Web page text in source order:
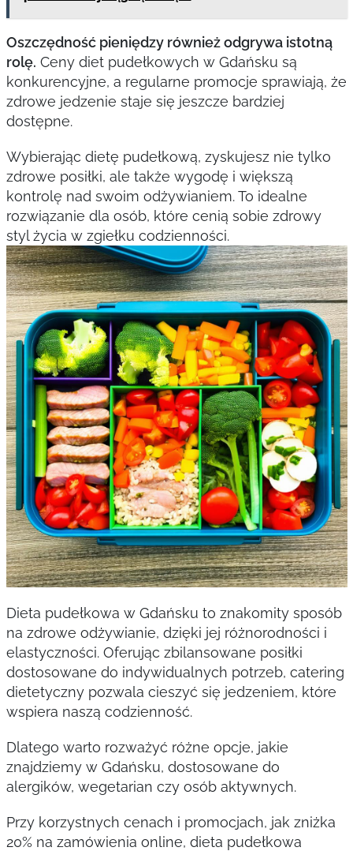
Oszczędność pieniędzy również odgrywa istotną
rolę. Ceny diet pudełkowych w Gdańsku są
konkurencyjne, a regularne promocje sprawiają, że
zdrowe jedzenie staje się jeszcze bardziej
dostępne.
Wybierając dietę pudełkową, zyskujesz nie tylko
zdrowe posiłki, ale także wygodę i większą
kontrolę nad swoim odżywianiem. To idealne
rozwiązanie dla osób, które cenią sobie zdrowy
styl życia w zgiełku codzienności.
Dieta pudełkowa w Gdańsku to znakomity sposób
na zdrowe odżywianie, dzięki jej różnorodności i
elastyczności. Oferując zbilansowane posiłki
dostosowane do indywidualnych potrzeb, catering
dietetyczny pozwala cieszyć się jedzeniem, które
wspiera naszą codzienność.
Dlatego warto rozważyć różne opcje, jakie
znajdziemy w Gdańsku, dostosowane do
alergików, wegetarian czy osób aktywnych.
Przy korzystnych cenach i promocjach, jak zniżka
20% na zamówienia online, dieta pudełkowa